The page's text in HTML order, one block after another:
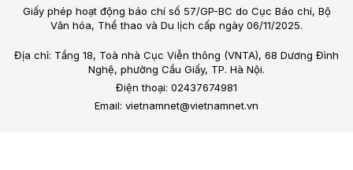
Giấy phép hoạt động báo chí số 57/GP-BC do Cục Báo chí, Bộ
Văn hóa, Thể thao và Du lịch cấp ngày 06/11/2025.
Địa chỉ: Tầng 18, Toà nhà Cục Viễn thông (VNTA), 68 Dương Đình
Nghệ, phường Cầu Giấy, TP. Hà Nội.
Điện thoại: 02437674981
Email: vietnamnet@vietnamnet.vn